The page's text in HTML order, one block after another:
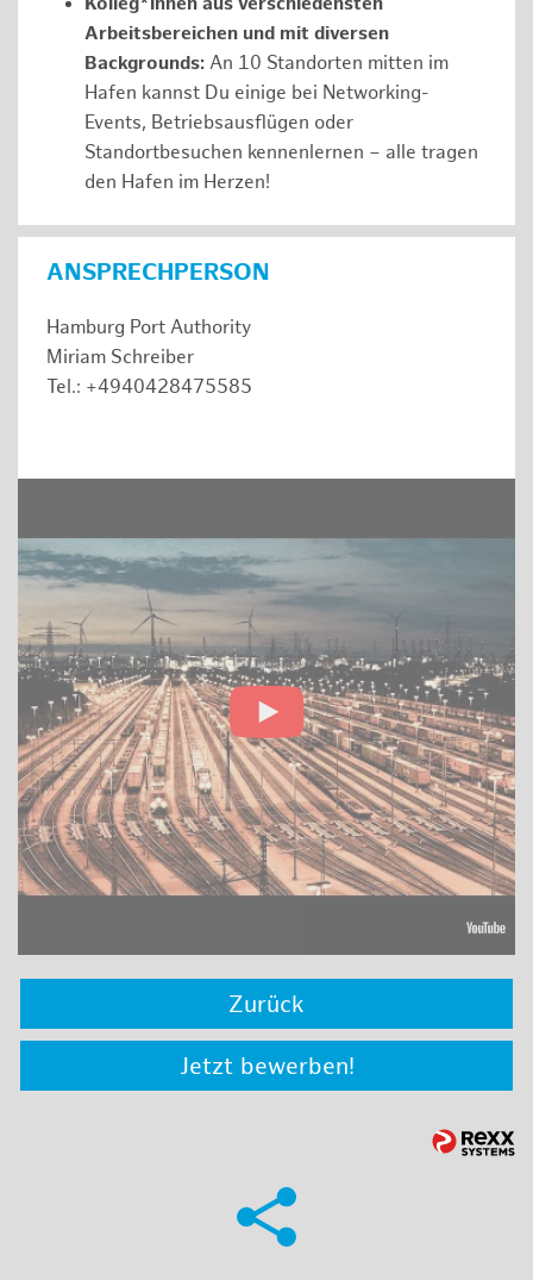
Arbeitsbereichen und mit diversen
Backgrounds: An 10 Standorten mitten im
Hafen kannst Du einige bei Networking-
Events, Betriebsausflügen oder
Standortbesuchen kennenlernen – alle tragen
den Hafen im Herzen!
ANSPRECHPERSON
Hamburg Port Authority
Miriam Schreiber
Tel.: +4940428475585
Zurück
Jetzt bewerben!